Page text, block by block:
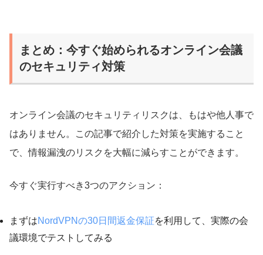
まとめ：今すぐ始められるオンライン会議
のセキュリティ対策
オンライン会議のセキュリティリスクは、もはや他人事で
はありません。この記事で紹介した対策を実施すること
で、情報漏洩のリスクを大幅に減らすことができます。
今すぐ実行すべき3つのアクション：
まずはNordVPNの30日間返金保証を利用して、実際の会
議環境でテストしてみる